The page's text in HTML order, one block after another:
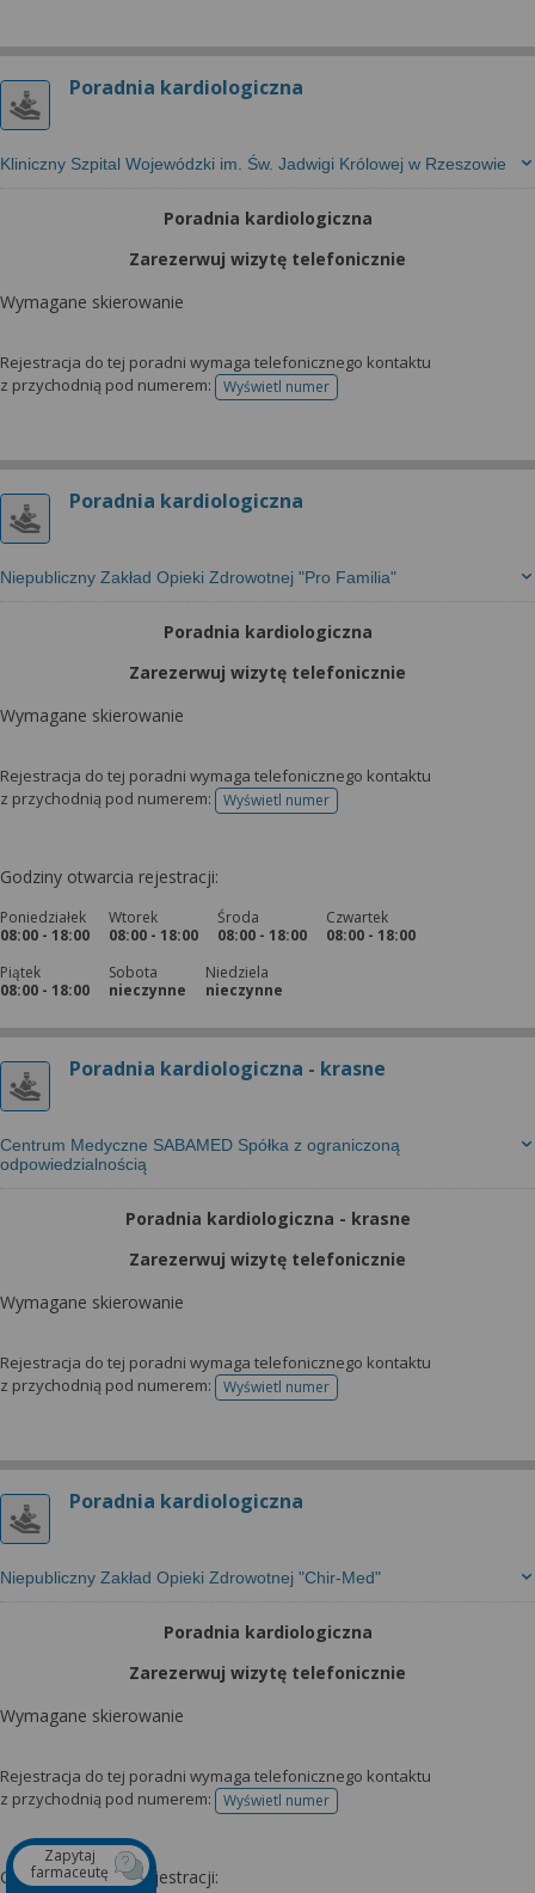
Poradnia kardiologiczna
Kliniczny Szpital Wojewódzki im. Św. Jadwigi Królowej w Rzeszowie
Poradnia kardiologiczna
Zarezerwuj wizytę telefonicznie
Wymagane skierowanie
Rejestracja do tej poradni wymaga telefonicznego kontaktu
z przychodnią pod numerem:
Wyświetl numertelefonu do rejestracji
Poradnia kardiologiczna
Niepubliczny Zakład Opieki Zdrowotnej "Pro Familia"
Poradnia kardiologiczna
Zarezerwuj wizytę telefonicznie
Wymagane skierowanie
Rejestracja do tej poradni wymaga telefonicznego kontaktu
z przychodnią pod numerem:
Wyświetl numertelefonu do rejestracji
Godziny otwarcia rejestracji:
Poniedziałek
08:00 - 18:00
Wtorek
08:00 - 18:00
Środa
08:00 - 18:00
Czwartek
08:00 - 18:00
Piątek
08:00 - 18:00
Sobota
nieczynne
Niedziela
nieczynne
Poradnia kardiologiczna - krasne
Centrum Medyczne SABAMED Spółka z ograniczoną
odpowiedzialnością
Poradnia kardiologiczna - krasne
Zarezerwuj wizytę telefonicznie
Wymagane skierowanie
Rejestracja do tej poradni wymaga telefonicznego kontaktu
z przychodnią pod numerem:
Wyświetl numertelefonu do rejestracji
Poradnia kardiologiczna
Niepubliczny Zakład Opieki Zdrowotnej "Chir-Med"
Poradnia kardiologiczna
Zarezerwuj wizytę telefonicznie
Wymagane skierowanie
Rejestracja do tej poradni wymaga telefonicznego kontaktu
z przychodnią pod numerem:
Wyświetl numertelefonu do rejestracji
Godziny otwarcia rejestracji:
Zapytaj
farmaceutę